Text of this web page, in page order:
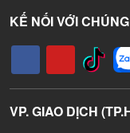
KẾ NỐI VỚI
VP. GIAO DỊCH